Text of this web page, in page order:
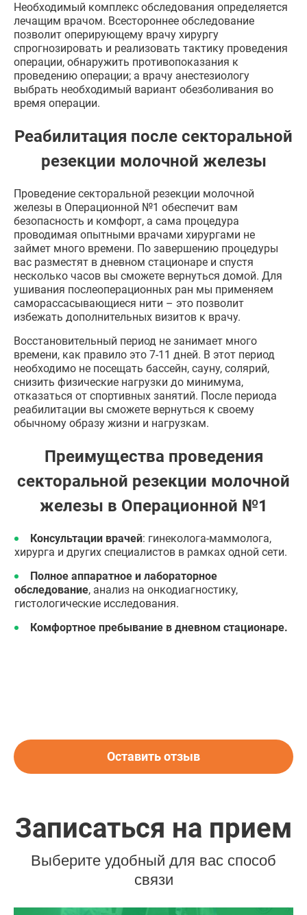
Необходимый комплекс обследования определяется
лечащим врачом. Всестороннее обследование
позволит оперирующему врачу хирургу
спрогнозировать и реализовать тактику проведения
операции, обнаружить противопоказания к
проведению операции; а врачу анестезиологу
выбрать необходимый вариант обезболивания во
время операции.
Реабилитация после секторальной
резекции молочной железы
Проведение секторальной резекции молочной
железы в Операционной №1 обеспечит вам
безопасность и комфорт, а сама процедура
проводимая опытными врачами хирургами не
займет много времени. По завершению процедуры
вас разместят в дневном стационаре и спустя
несколько часов вы сможете вернуться домой. Для
ушивания послеоперационных ран мы применяем
саморассасывающиеся нити – это позволит
избежать дополнительных визитов к врачу.
Восстановительный период не занимает много
времени, как правило это 7-11 дней. В этот период
необходимо не посещать бассейн, сауну, солярий,
снизить физические нагрузки до минимума,
отказаться от спортивных занятий. После периода
реабилитации вы сможете вернуться к своему
обычному образу жизни и нагрузкам.
Преимущества проведения
секторальной резекции молочной
железы в Операционной №1
Консультации врачей: гинеколога-маммолога,
хирурга и других специалистов в рамках одной сети.
Полное аппаратное и лабораторное
обследование, анализ на онкодиагностику,
гистологические исследования.
Комфортное пребывание в дневном стационаре.
Оставить отзыв
Записаться на прием
Выберите удобный для вас способ
связи